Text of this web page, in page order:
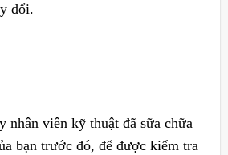
đổi.
nhân viên kỹ thuật đã sữa chữa
bạn trước đó, để được kiểm tra